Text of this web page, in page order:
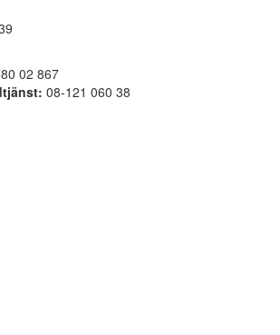
02 867
08-121 060 38